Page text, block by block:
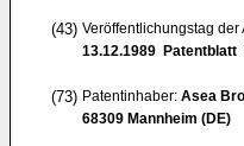
(43) Veröffentlichungstag der
13.12.1989 Patentblatt
(73) Patentinhaber: Asea
68309 Mannheim (DE)